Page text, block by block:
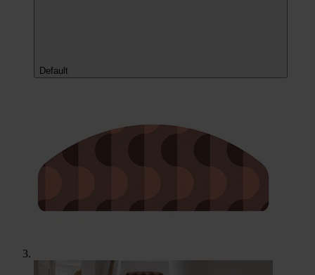
Default